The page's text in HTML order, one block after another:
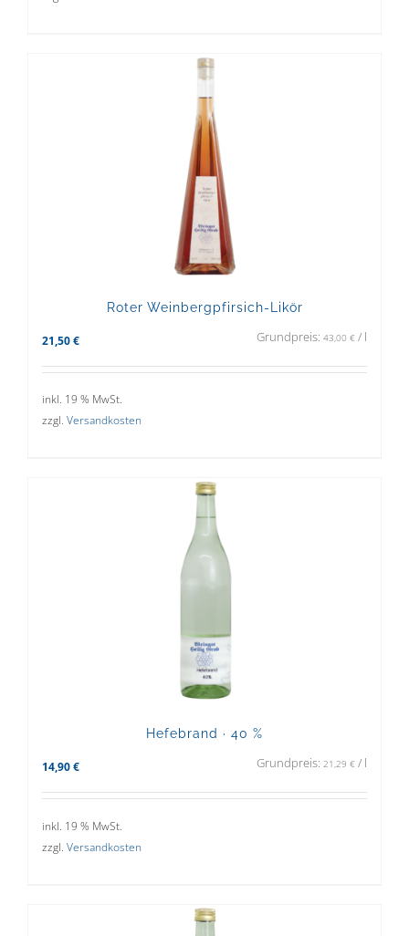
Roter Weinbergpfirsich-Likör
21,50 € Grundpreis: 43,00 € / l
inkl. 19 % MwSt.
zzgl. Versandkosten
Hefebrand · 40 %
14,90 € Grundpreis: 21,29 € / l
inkl. 19 % MwSt.
zzgl. Versandkosten